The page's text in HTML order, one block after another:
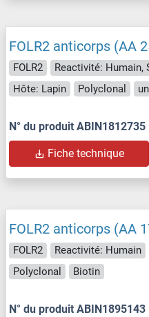
FOLR2 anticorps (AA
FOLR2 Reactivité: Humain,
Hôte: Lapin
Polyclonal
N° du produit ABIN1812735
Fiche technique
FOLR2 anticorps (AA
FOLR2 Reactivité: Humain
Polyclonal
Biotin
N° du produit ABIN1895143